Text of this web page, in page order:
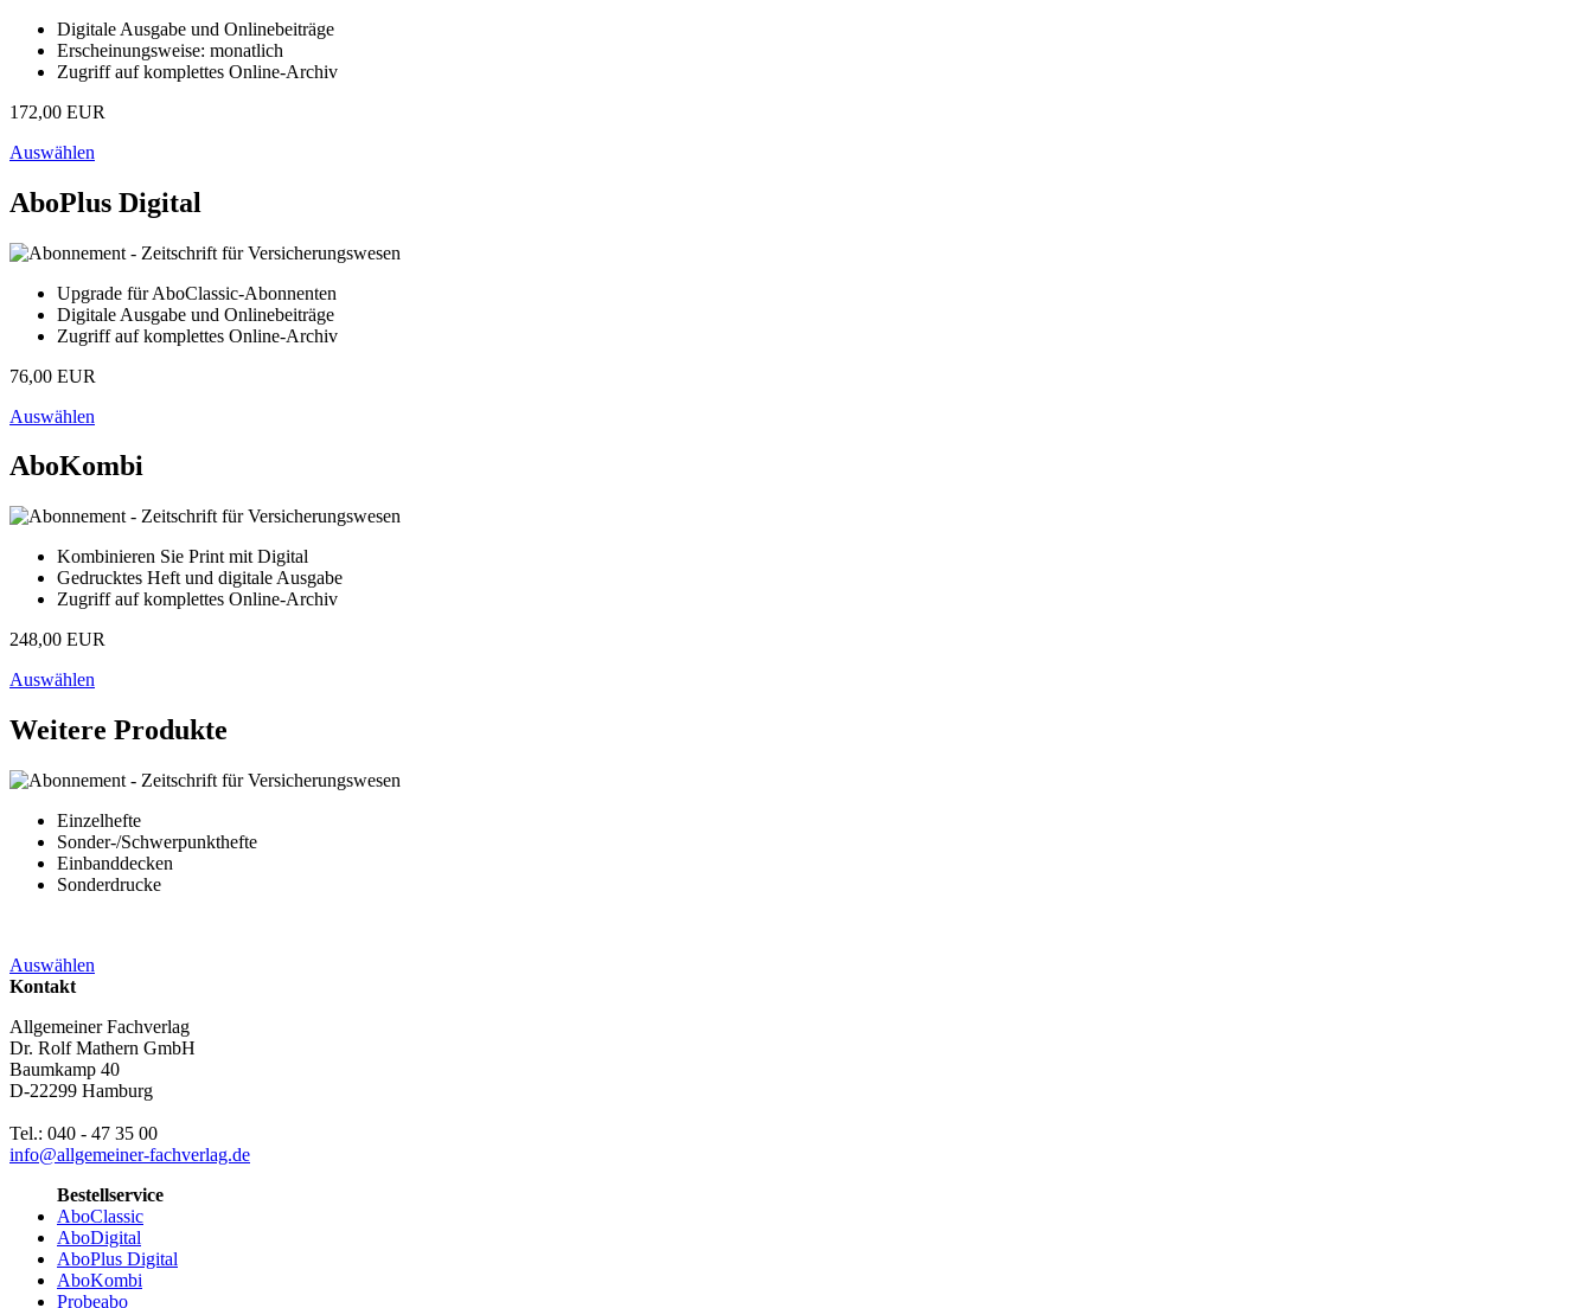
Digitale Ausgabe und Onlinebeiträge
Erscheinungsweise: monatlich
Zugriff auf komplettes Online-Archiv
172,00 EUR
Auswählen
AboPlus Digital
Upgrade für AboClassic-Abonnenten
Digitale Ausgabe und Onlinebeiträge
Zugriff auf komplettes Online-Archiv
76,00 EUR
Auswählen
AboKombi
Kombinieren Sie Print mit Digital
Gedrucktes Heft und digitale Ausgabe
Zugriff auf komplettes Online-Archiv
248,00 EUR
Auswählen
Weitere Produkte
Einzelhefte
Sonder-/Schwerpunkthefte
Einbanddecken
Sonderdrucke
Auswählen
Kontakt
Allgemeiner Fachverlag
Dr. Rolf Mathern GmbH
Baumkamp 40
D-22299 Hamburg
Tel.: 040 - 47 35 00
info@allgemeiner-fachverlag.de
Bestellservice
AboClassic
AboDigital
AboPlus Digital
AboKombi
Probeabo